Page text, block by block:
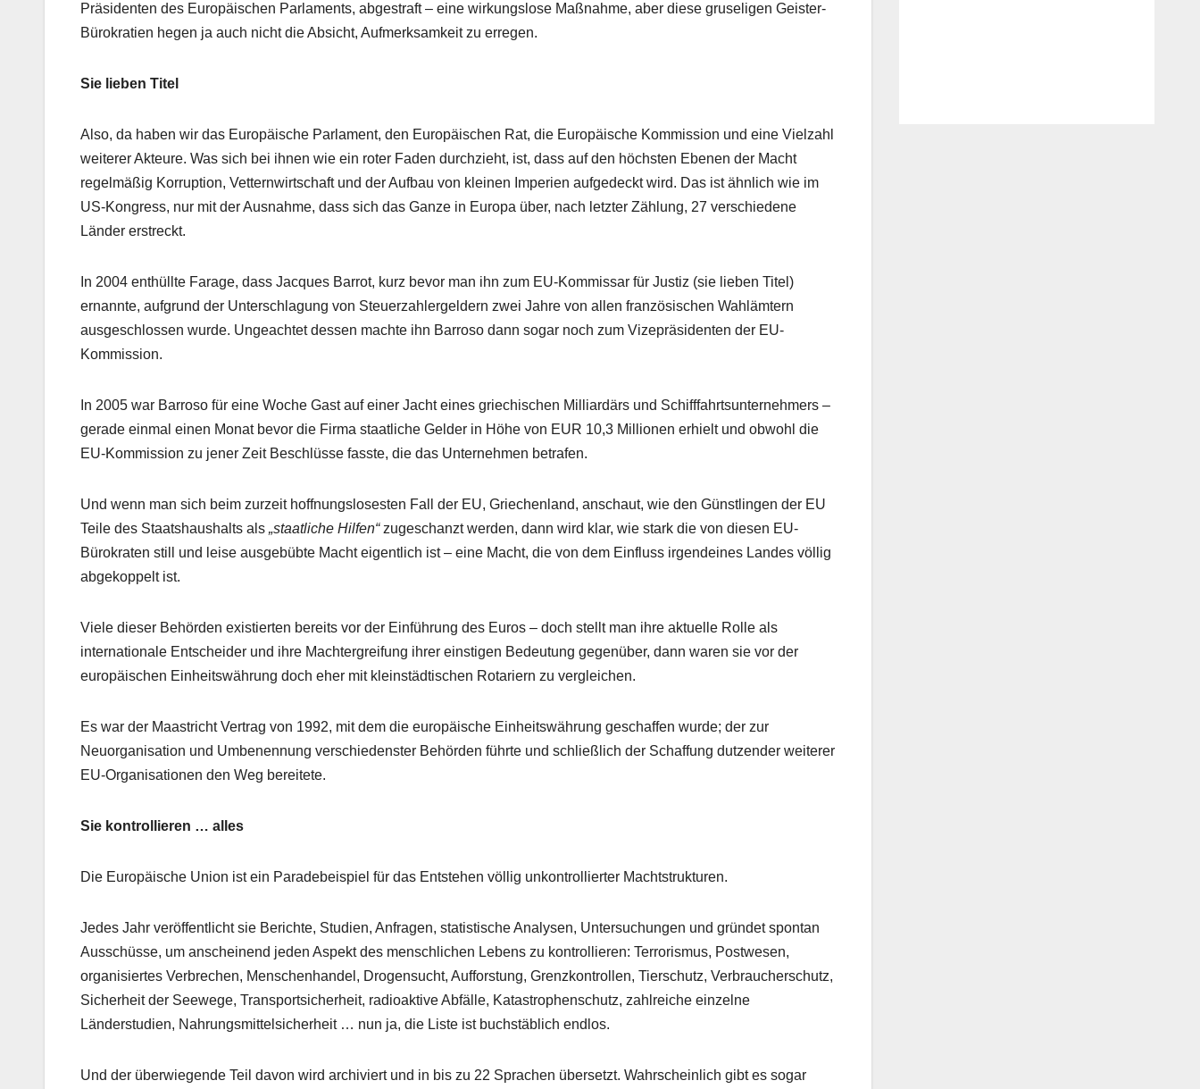
Präsidenten des Europäischen Parlaments, abgestraft – eine wirkungslose Maßnahme, aber diese gruseligen Geister-
Bürokratien hegen ja auch nicht die Absicht, Aufmerksamkeit zu erregen.
Sie lieben Titel
Also, da haben wir das Europäische Parlament, den Europäischen Rat, die Europäische Kommission und eine Vielzahl
weiterer Akteure. Was sich bei ihnen wie ein roter Faden durchzieht, ist, dass auf den höchsten Ebenen der Macht
regelmäßig Korruption, Vetternwirtschaft und der Aufbau von kleinen Imperien aufgedeckt wird. Das ist ähnlich wie im
US-Kongress, nur mit der Ausnahme, dass sich das Ganze in Europa über, nach letzter Zählung, 27 verschiedene
Länder erstreckt.
In 2004 enthüllte Farage, dass Jacques Barrot, kurz bevor man ihn zum EU-Kommissar für Justiz (sie lieben Titel)
ernannte, aufgrund der Unterschlagung von Steuerzahlergeldern zwei Jahre von allen französischen Wahlämtern
ausgeschlossen wurde. Ungeachtet dessen machte ihn Barroso dann sogar noch zum Vizepräsidenten der EU-
Kommission.
In 2005 war Barroso für eine Woche Gast auf einer Jacht eines griechischen Milliardärs und Schifffahrtsunternehmers –
gerade einmal einen Monat bevor die Firma staatliche Gelder in Höhe von EUR 10,3 Millionen erhielt und obwohl die
EU-Kommission zu jener Zeit Beschlüsse fasste, die das Unternehmen betrafen.
Und wenn man sich beim zurzeit hoffnungslosesten Fall der EU, Griechenland, anschaut, wie den Günstlingen der EU
Teile des Staatshaushalts als „staatliche Hilfen“zugeschanzt werden, dann wird klar, wie stark die von diesen EU-
Bürokraten still und leise ausgebübte Macht eigentlich ist – eine Macht, die von dem Einfluss irgendeines Landes völlig
abgekoppelt ist.
Viele dieser Behörden existierten bereits vor der Einführung des Euros – doch stellt man ihre aktuelle Rolle als
internationale Entscheider und ihre Machtergreifung ihrer einstigen Bedeutung gegenüber, dann waren sie vor der
europäischen Einheitswährung doch eher mit kleinstädtischen Rotariern zu vergleichen.
Es war der Maastricht Vertrag von 1992, mit dem die europäische Einheitswährung geschaffen wurde; der zur
Neuorganisation und Umbenennung verschiedenster Behörden führte und schließlich der Schaffung dutzender weiterer
EU-Organisationen den Weg bereitete.
Sie kontrollieren … alles
Die Europäische Union ist ein Paradebeispiel für das Entstehen völlig unkontrollierter Machtstrukturen.
Jedes Jahr veröffentlicht sie Berichte, Studien, Anfragen, statistische Analysen, Untersuchungen und gründet spontan
Ausschüsse, um anscheinend jeden Aspekt des menschlichen Lebens zu kontrollieren: Terrorismus, Postwesen,
organisiertes Verbrechen, Menschenhandel, Drogensucht, Aufforstung, Grenzkontrollen, Tierschutz, Verbraucherschutz,
Sicherheit der Seewege, Transportsicherheit, radioaktive Abfälle, Katastrophenschutz, zahlreiche einzelne
Länderstudien, Nahrungsmittelsicherheit … nun ja, die Liste ist buchstäblich endlos.
Und der überwiegende Teil davon wird archiviert und in bis zu 22 Sprachen übersetzt. Wahrscheinlich gibt es sogar